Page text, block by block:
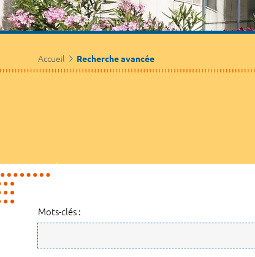
Accueil Recherche avancée
Mots-clés :